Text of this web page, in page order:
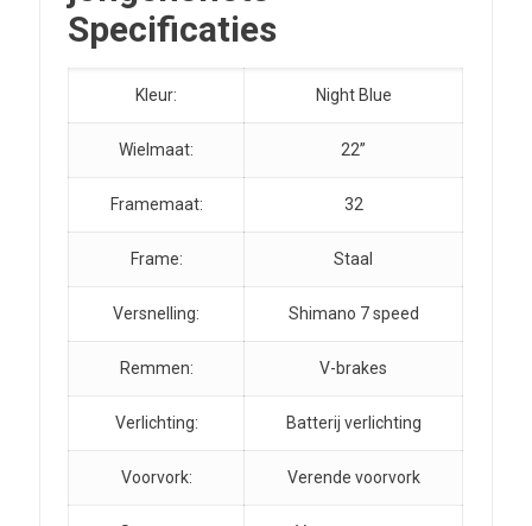
Specificaties
Kleur: Night Blue
Wielmaat: 22”
Framemaat: 32
Frame: Staal
Versnelling: Shimano 7 speed
Remmen: V-brakes
Verlichting: Batterij verlichting
Voorvork: Verende voorvork